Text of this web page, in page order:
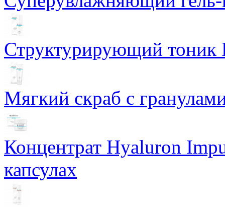
Структурирующий тоник
Мягкий скраб с
Концентрат Hyaluron
капсулах